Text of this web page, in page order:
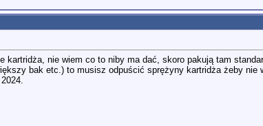
kartridża, nie wiem co to niby ma dać, skoro pakują tam
bak etc.) to musisz odpuścić sprężyny kartridża żeby nie